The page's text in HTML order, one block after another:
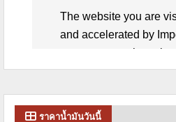
ราคาน้ำมันวันนี้